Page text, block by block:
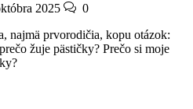
2025
0
najmä prvorodičia, kopu otázok:
žuje pästičky? Prečo si moje